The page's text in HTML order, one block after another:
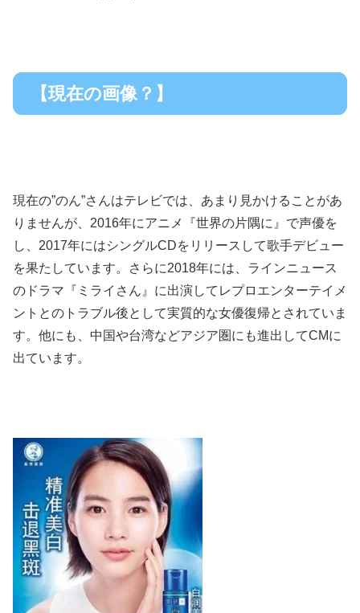
【現在の画像？】
現在の”のん”さんはテレビでは、あまり見かけることがあ
りませんが、2016年にアニメ『世界の片隅に』で声優を
し、2017年にはシングルCDをリリースして歌手デビュー
を果たしています。さらに2018年には、ラインニュース
のドラマ『ミライさん』に出演してレプロエンターテイメ
ントとのトラブル後として実質的な女優復帰とされていま
す。他にも、中国や台湾などアジア圏にも進出してCMに
出ています。